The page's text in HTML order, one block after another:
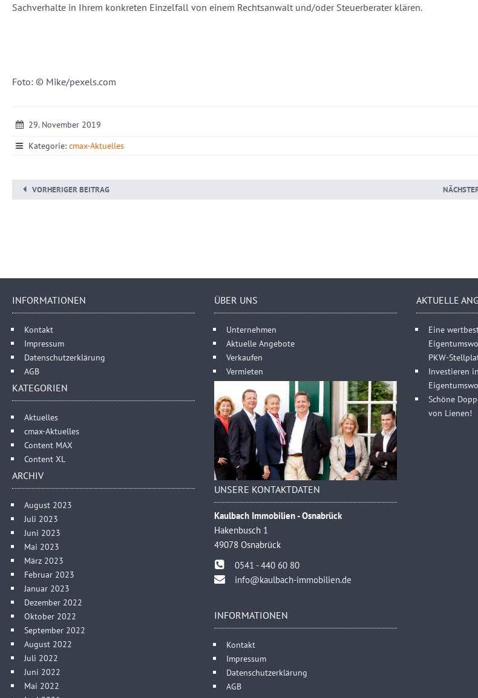
Sachverhalte in Ihrem konkreten Einzelfall von einem Rechtsanwalt und/oder Steuerberater klären.
Foto: © Mike/pexels.com
29. November 2019
Kategorie: cmax-Aktuelles
VORHERIGER BEITRAG
INFORMATIONEN
Kontakt
Impressum
Datenschutzerklärung
AGB
KATEGORIEN
Aktuelles
cmax-Aktuelles
Content MAX
Content XL
ARCHIV
August 2023
Juli 2023
Juni 2023
Mai 2023
März 2023
Februar 2023
Januar 2023
Dezember 2022
Oktober 2022
September 2022
August 2022
Juli 2022
Juni 2022
Mai 2022
ÜBER UNS
Unternehmen
Aktuelle Angebote
Verkaufen
Vermieten
UNSERE KONTAKTDATEN
Kaulbach Immobilien - Osnabrück
Hakenbusch 1
49078 Osnabrück
0541 - 440 60 80
info@kaulbach-immobilien.de
INFORMATIONEN
Kontakt
Impressum
Datenschutzerklärung
AGB
AKTUELLE
Eine
PKW-
Investieren
Schöne
von Lienen!